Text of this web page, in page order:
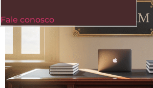
Fale conosco